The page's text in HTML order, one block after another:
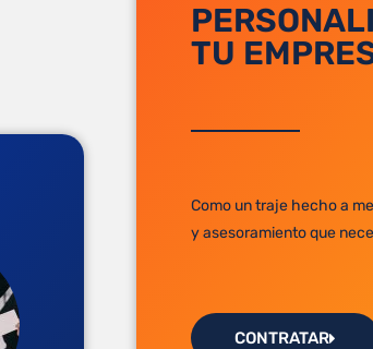
TU
Como un traje hecho a
y asesoramiento que
CONTRATAR